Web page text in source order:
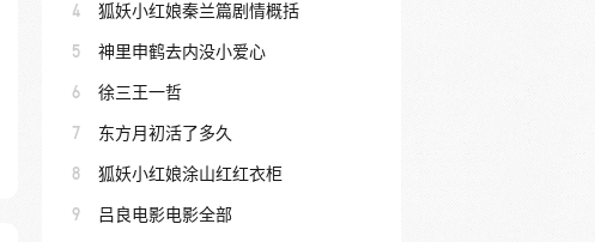
4 狐妖小红娘秦兰篇剧情概括
5 神里申鹤去内没小爱心
6 徐三王一哲
7 东方月初活了多久
8 狐妖小红娘涂山红红衣柜
9 吕良电影电影全部